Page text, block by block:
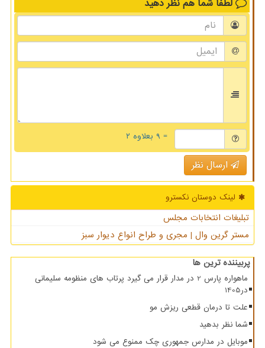
لطفا شما هم نظر دهید
= ۹ بعلاوه ۲
ارسال نظر
لینک دوستان نكسترو
تبلیغات انتخابات مجلس
مستر گرین وال | مجری و طراح انواع دیوار سبز
پربیننده ترین ها
ماهواره پارس 2 در مدار قرار می گیرد پرتاب های منظومه سلیمانی
در1405
علت تا درمان قطعی ریزش مو
شما نظر بدهید
موبایل در مدارس جمهوری چک ممنوع می شود